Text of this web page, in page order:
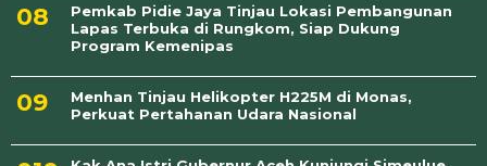
Pemkab Pidie Jaya Tinjau Lokasi Pembangunan
Lapas Terbuka di Rungkom, Siap Dukung
Program Kemenipas
Menhan Tinjau Helikopter H225M di Monas,
Perkuat Pertahanan Udara Nasional